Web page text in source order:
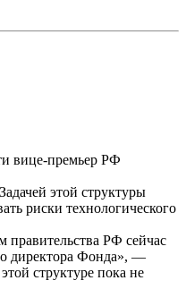
вице-премьер РФ
этой структуры
риски технологического
правительства РФ сейчас
директора Фонда», —
структуре пока не